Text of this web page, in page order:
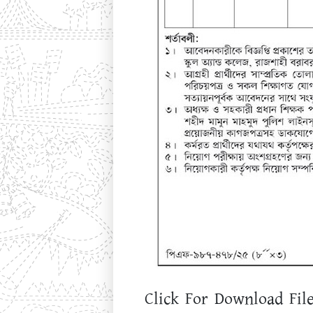
Click For Download